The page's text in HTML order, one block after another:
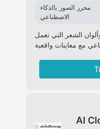
محرر الصور بالذكاء
الاصطناعي
الشعر التي تعمل
AI